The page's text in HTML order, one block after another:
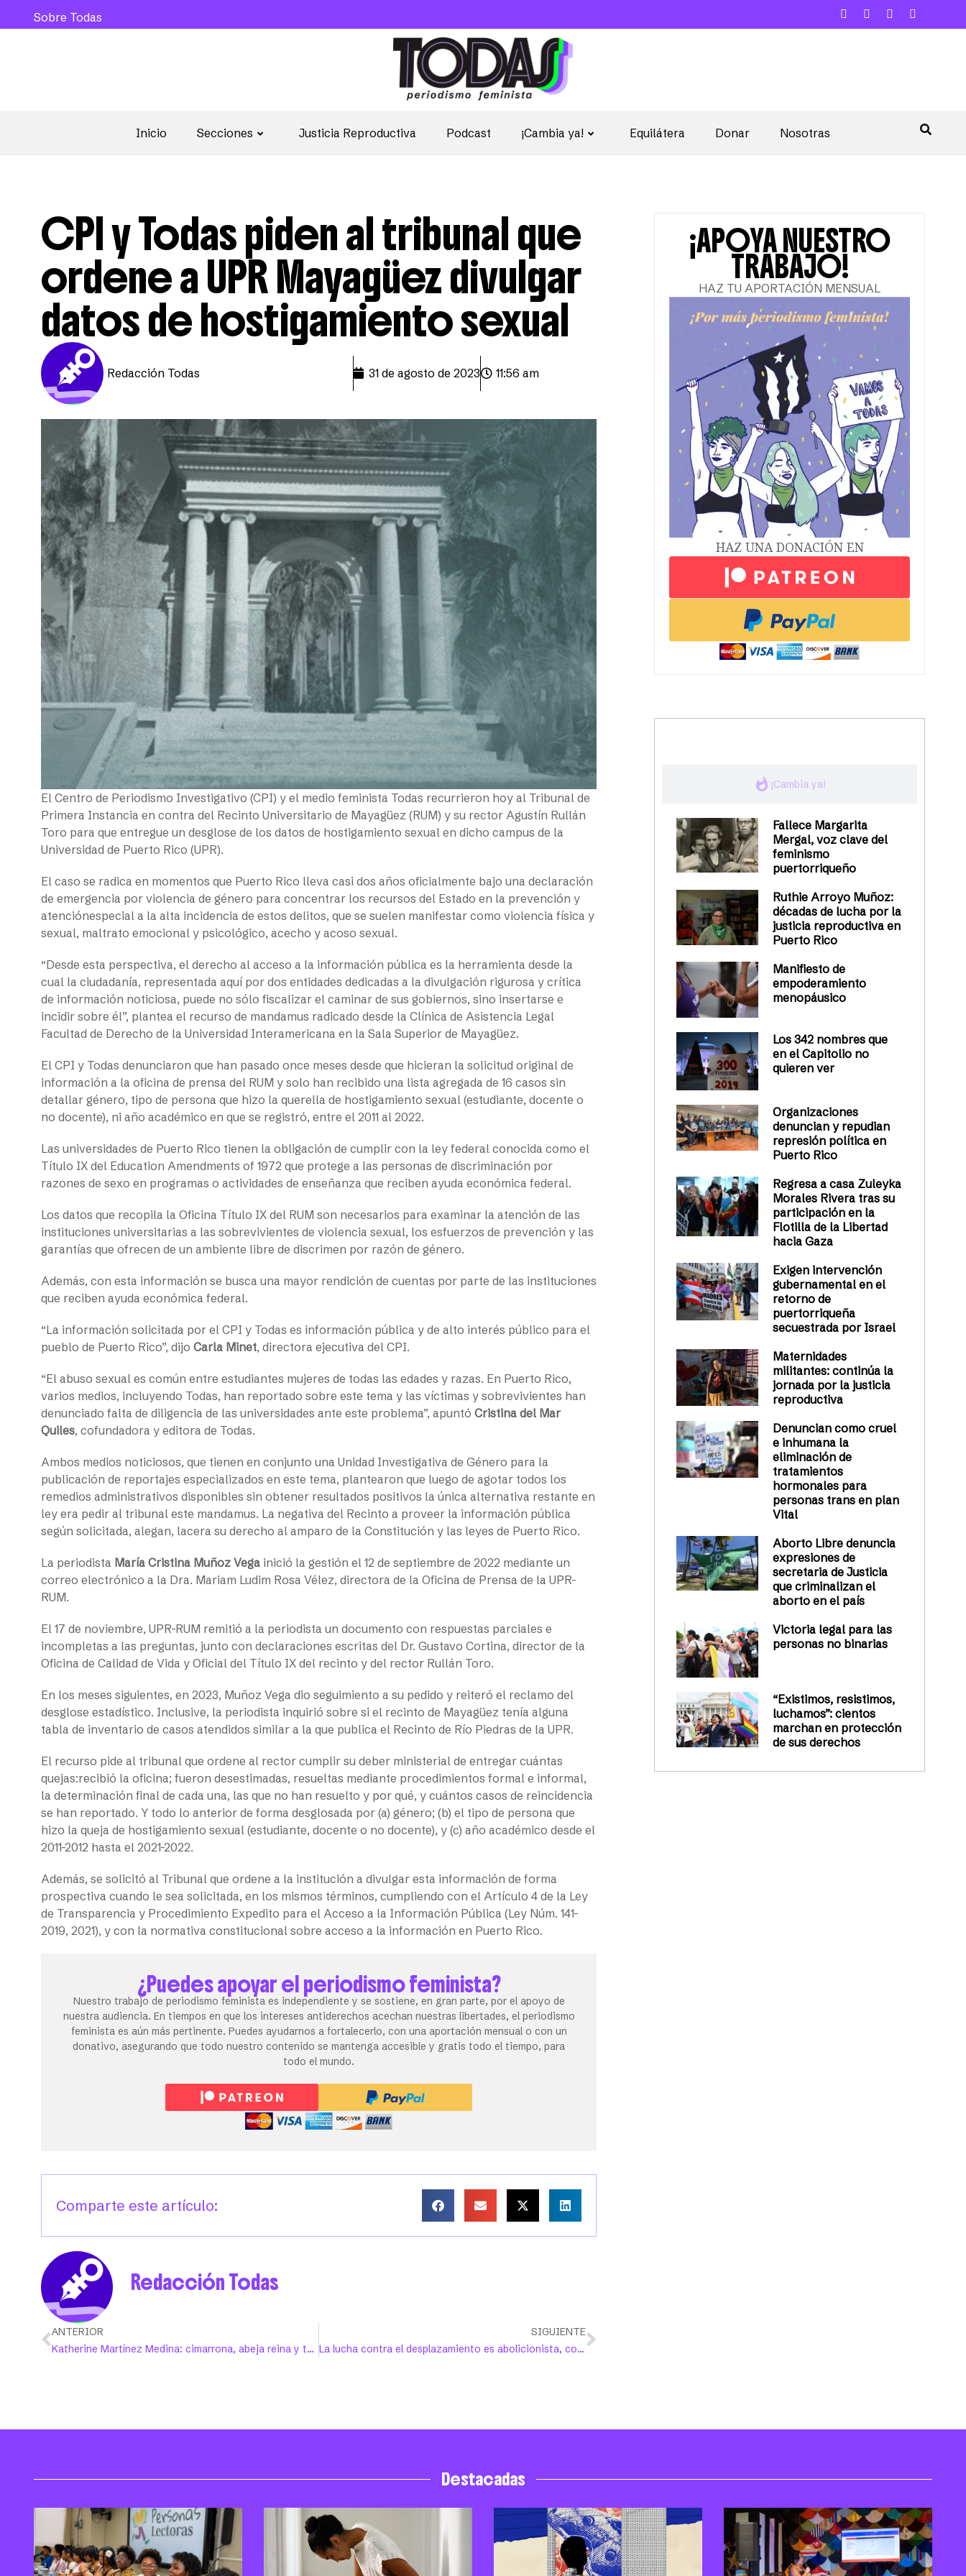
Inicio Secciones Justicia Reproductiva Podcast ¡Cambia ya! Equilátera Donar Nosotras
Sobre Todas
CPI y Todas piden al tribunal que
ordene a UPR Mayagüez divulgar
datos de hostigamiento sexual
Redacción Todas 31 de agosto de 2023 11:56 am
El Centro de Periodismo Investigativo (CPI) y el medio feminista Todas recurrieron hoy al Tribunal de
Primera Instancia en contra del Recinto Universitario de Mayagüez (RUM) y su rector Agustín Rullán
Toro para que entregue un desglose de los datos de hostigamiento sexual en dicho campus de la
Universidad de Puerto Rico (UPR).
El caso se radica en momentos que Puerto Rico lleva casi dos años oficialmente bajo una declaración
de emergencia por violencia de género para concentrar los recursos del Estado en la prevención y
atenciónespecial a la alta incidencia de estos delitos, que se suelen manifestar como violencia física y
sexual, maltrato emocional y psicológico, acecho y acoso sexual.
“Desde esta perspectiva, el derecho al acceso a la información pública es la herramienta desde la
cual la ciudadanía, representada aquí por dos entidades dedicadas a la divulgación rigurosa y crítica
de información noticiosa, puede no sólo fiscalizar el caminar de sus gobiernos, sino insertarse e
incidir sobre él”, plantea el recurso de mandamus radicado desde la Clínica de Asistencia Legal
Facultad de Derecho de la Universidad Interamericana en la Sala Superior de Mayagüez.
El CPI y Todas denunciaron que han pasado once meses desde que hicieran la solicitud original de
información a la oficina de prensa del RUM y solo han recibido una lista agregada de 16 casos sin
detallar género, tipo de persona que hizo la querella de hostigamiento sexual (estudiante, docente o
no docente), ni año académico en que se registró, entre el 2011 al 2022.
Las universidades de Puerto Rico tienen la obligación de cumplir con la ley federal conocida como el
Título IX del Education Amendments of 1972 que protege a las personas de discriminación por
razones de sexo en programas o actividades de enseñanza que reciben ayuda económica federal.
Los datos que recopila la Oficina Título IX del RUM son necesarios para examinar la atención de las
instituciones universitarias a las sobrevivientes de violencia sexual, los esfuerzos de prevención y las
garantías que ofrecen de un ambiente libre de discrimen por razón de género.
Además, con esta información se busca una mayor rendición de cuentas por parte de las instituciones
que reciben ayuda económica federal.
“La información solicitada por el CPI y Todas es información pública y de alto interés público para el
pueblo de Puerto Rico”, dijo Carla Minet, directora ejecutiva del CPI.
“El abuso sexual es común entre estudiantes mujeres de todas las edades y razas. En Puerto Rico,
varios medios, incluyendo Todas, han reportado sobre este tema y las víctimas y sobrevivientes han
denunciado falta de diligencia de las universidades ante este problema”, apuntó Cristina del Mar
Quiles, cofundadora y editora de Todas.
Ambos medios noticiosos, que tienen en conjunto una Unidad Investigativa de Género para la
publicación de reportajes especializados en este tema, plantearon que luego de agotar todos los
remedios administrativos disponibles sin obtener resultados positivos la única alternativa restante en
ley era pedir al tribunal este mandamus. La negativa del Recinto a proveer la información pública
según solicitada, alegan, lacera su derecho al amparo de la Constitución y las leyes de Puerto Rico.
La periodista María Cristina Muñoz Vega inició la gestión el 12 de septiembre de 2022 mediante un
correo electrónico a la Dra. Mariam Ludim Rosa Vélez, directora de la Oficina de Prensa de la UPR-
RUM.
El 17 de noviembre, UPR-RUM remitió a la periodista un documento con respuestas parciales e
incompletas a las preguntas, junto con declaraciones escritas del Dr. Gustavo Cortina, director de la
Oficina de Calidad de Vida y Oficial del Título IX del recinto y del rector Rullán Toro.
En los meses siguientes, en 2023, Muñoz Vega dio seguimiento a su pedido y reiteró el reclamo del
desglose estadístico. Inclusive, la periodista inquirió sobre si el recinto de Mayagüez tenía alguna
tabla de inventario de casos atendidos similar a la que publica el Recinto de Río Piedras de la UPR.
El recurso pide al tribunal que ordene al rector cumplir su deber ministerial de entregar cuántas
quejas:recibió la oficina; fueron desestimadas, resueltas mediante procedimientos formal e informal,
la determinación final de cada una, las que no han resuelto y por qué, y cuántos casos de reincidencia
se han reportado. Y todo lo anterior de forma desglosada por (a) género; (b) el tipo de persona que
hizo la queja de hostigamiento sexual (estudiante, docente o no docente), y (c) año académico desde el
2011-2012 hasta el 2021-2022.
Además, se solicitó al Tribunal que ordene a la institución a divulgar esta información de forma
prospectiva cuando le sea solicitada, en los mismos términos, cumpliendo con el Artículo 4 de la Ley
de Transparencia y Procedimiento Expedito para el Acceso a la Información Pública (Ley Núm. 141-
2019, 2021), y con la normativa constitucional sobre acceso a la información en Puerto Rico.
¿Puedes apoyar el periodismo feminista?
Nuestro trabajo de periodismo feminista es independiente y se sostiene, en gran parte, por el apoyo de
nuestra audiencia. En tiempos en que los intereses antiderechos acechan nuestras libertades, el periodismo
feminista es aún más pertinente. Puedes ayudarnos a fortalecerlo, con una aportación mensual o con un
donativo, asegurando que todo nuestro contenido se mantenga accesible y gratis todo el tiempo, para
todo el mundo.
Comparte este artículo:
Redacción Todas
ANTERIOR
Katherine Martínez Medina: cimarrona, abeja reina y también girasol
SIGUIENTE
La lucha contra el desplazamiento es abolicionista, coinciden feministas
¡APOYA NUESTRO
TRABAJO!
HAZ TU APORTACIÓN MENSUAL
HAZ UNA DONACIÓN EN
whatshot ¡Cambia ya!
Fallece Margarita
Mergal, voz clave del
feminismo
puertorriqueño
Ruthie Arroyo Muñoz:
décadas de lucha por la
justicia reproductiva en
Puerto Rico
Manifiesto de
empoderamiento
menopáusico
Los 342 nombres que
en el Capitolio no
quieren ver
Organizaciones
denuncian y repudian
represión política en
Puerto Rico
Regresa a casa Zuleyka
Morales Rivera tras su
participación en la
Flotilla de la Libertad
hacia Gaza
Exigen intervención
gubernamental en el
retorno de
puertorriqueña
secuestrada por Israel
Maternidades
militantes: continúa la
jornada por la justicia
reproductiva
Denuncian como cruel
e inhumana la
eliminación de
tratamientos
hormonales para
personas trans en plan
Vital
Aborto Libre denuncia
expresiones de
secretaria de Justicia
que criminalizan el
aborto en el país
Victoria legal para las
personas no binarias
“Existimos, resistimos,
luchamos”: cientos
marchan en protección
de sus derechos
Destacadas